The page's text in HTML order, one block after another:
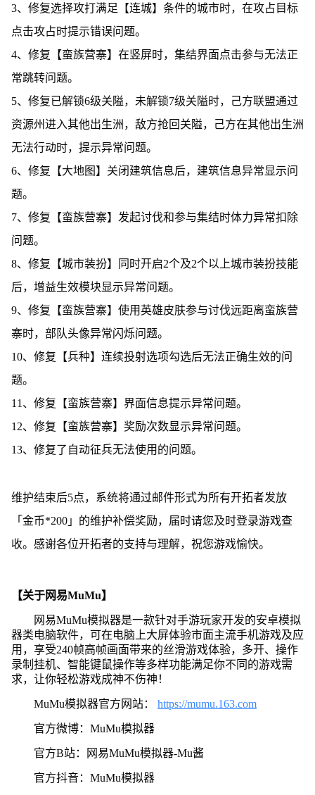
3、修复选择攻打满足【连城】条件的城市时，在攻占目标
点击攻占时提示错误问题。
4、修复【蛮族营寨】在竖屏时，集结界面点击参与无法正
常跳转问题。
5、修复已解锁6级关隘，未解锁7级关隘时，己方联盟通过
资源州进入其他出生洲，敌方抢回关隘，己方在其他出生洲
无法行动时，提示异常问题。
6、修复【大地图】关闭建筑信息后，建筑信息异常显示问
题。
7、修复【蛮族营寨】发起讨伐和参与集结时体力异常扣除
问题。
8、修复【城市装扮】同时开启2个及2个以上城市装扮技能
后，增益生效模块显示异常问题。
9、修复【蛮族营寨】使用英雄皮肤参与讨伐远距离蛮族营
寨时，部队头像异常闪烁问题。
10、修复【兵种】连续投射选项勾选后无法正确生效的问
题。
11、修复【蛮族营寨】界面信息提示异常问题。
12、修复【蛮族营寨】奖励次数显示异常问题。
13、修复了自动征兵无法使用的问题。
维护结束后5点，系统将通过邮件形式为所有开拓者发放
「金币*200」的维护补偿奖励，届时请您及时登录游戏查
收。感谢各位开拓者的支持与理解，祝您游戏愉快。
【关于网易MuMu】
网易MuMu模拟器是一款针对手游玩家开发的安卓模拟
器类电脑软件，可在电脑上大屏体验市面主流手机游戏及应
用，享受240帧高帧画面带来的丝滑游戏体验，多开、操作
录制挂机、智能键鼠操作等多样功能满足你不同的游戏需
求，让你轻松游戏成神不伤神！
MuMu模拟器官方网站： https://mumu.163.com
官方微博：MuMu模拟器
官方B站：网易MuMu模拟器-Mu酱
官方抖音：MuMu模拟器